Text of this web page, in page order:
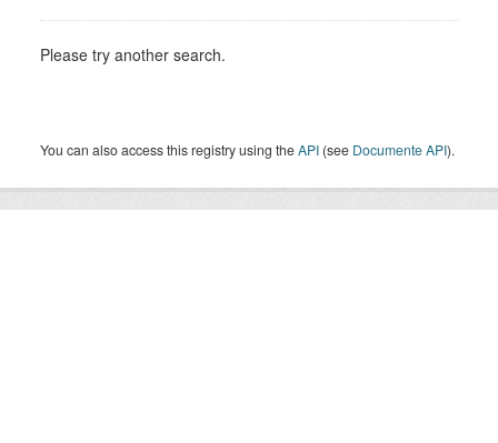
Please try another search.
You can also access this registry using theAPI (see Documente API).